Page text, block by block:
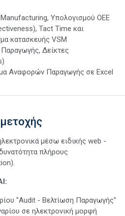
Manufacturing, Υπολογισμού ΟΕΕ
Tact Time και
κατασκευής VSM
Δείκτες
Αναφορών Παραγωγής σε Excel
μέσω ειδικής web -
πλήρους
"Audit - Βελτίωση Παραγωγής"
σε ηλεκτρονική μορφή